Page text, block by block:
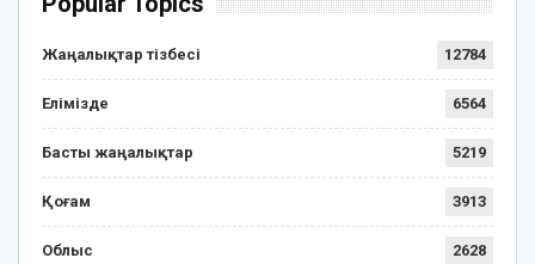
Жаңалықтар тізбесі 12784
Елімізде 6564
Басты жаңалықтар 5219
Қоғам 3913
Облыс 2628